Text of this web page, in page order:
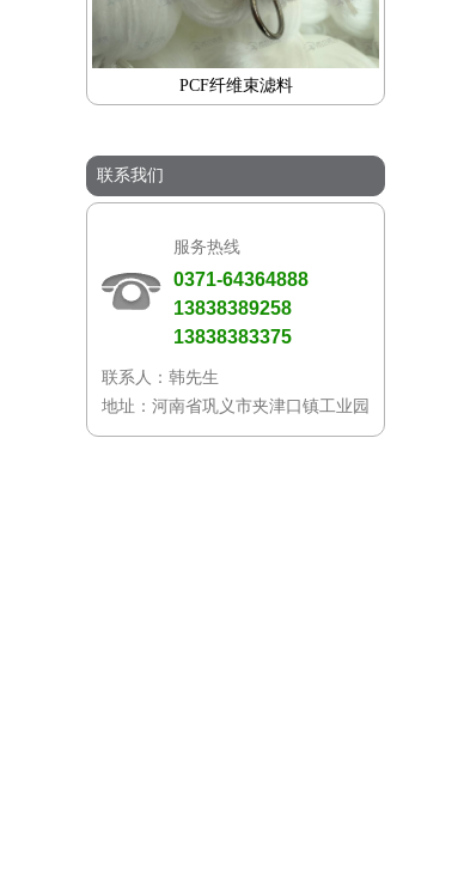
PCF纤维束滤料
联系我们
服务热线
0371-64364888
13838389258
13838383375
联系人：韩先生
地址：河南省巩义市夹津口镇工业园